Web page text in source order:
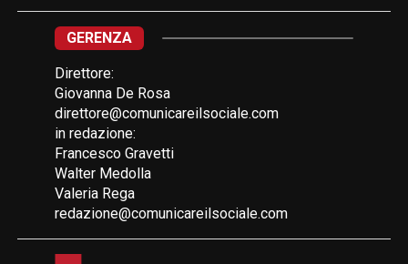
GERENZA
Direttore:
Giovanna De Rosa
direttore@comunicareilsociale.com
in redazione:
Francesco Gravetti
Walter Medolla
Valeria Rega
redazione@comunicareilsociale.com